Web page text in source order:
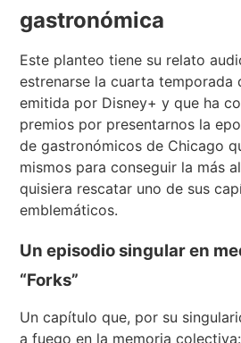
gastronómica
Este planteo tiene su relato
estrenarse la cuarta temporada
emitida por Disney+ y que ha
premios por presentarnos la
de gastronómicos de Chicago
mismos para conseguir la más
quisiera rescatar uno de sus
emblemáticos.
Un episodio singular en
“Forks”
Un capítulo que, por su
a fuego en la memoria colectiva: